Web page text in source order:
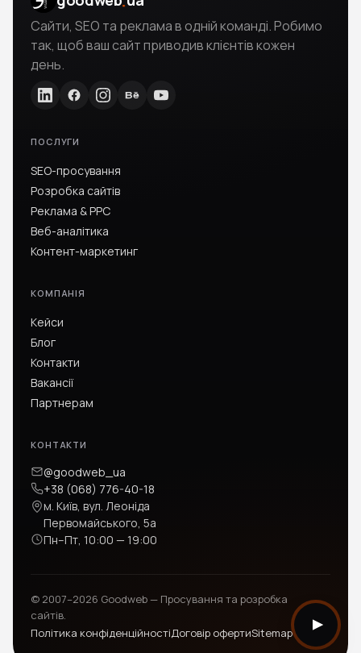
Сайти, SEO та реклама в одній команді. Робимо
так, щоб ваш сайт приводив клієнтів кожен
день.
ПОСЛУГИ
SEO-просування
Розробка сайтів
Реклама & PPC
Веб-аналітика
Контент-маркетинг
КОМПАНІЯ
Кейси
Блог
Контакти
Вакансії
Партнерам
КОНТАКТИ
@goodweb_ua
+38 (068) 776-40-18
м. Київ, вул. Леоніда
Первомайського, 5а
Пн–Пт, 10:00 — 19:00
© 2007–2026 Goodweb — Просування та розробка
сайтів.
Політика конфіденційностіДоговір офертиSitemap